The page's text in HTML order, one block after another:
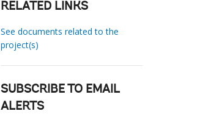
RELATED LINKS
See documents related to the
project(s)
SUBSCRIBE TO EMAIL
ALERTS